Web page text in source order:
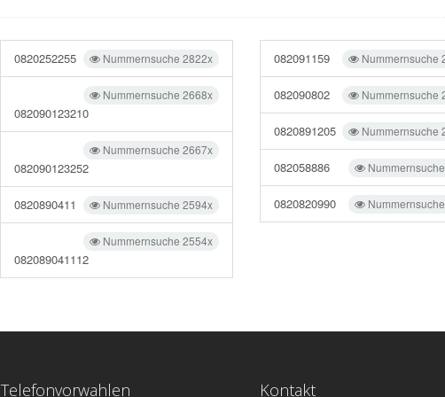
Nummernsuche 2822x
0820252255
Nummernsuche 2668x
082090123210
Nummernsuche 2667x
082090123252
Nummernsuche 2594x
0820890411
Nummernsuche 2554x
082089041112
Nummernsuche
082091159
Nummernsuche
082090802
Nummernsuche
0820891205
082058886
0820820990
Telefonvorwahlen Kontakt